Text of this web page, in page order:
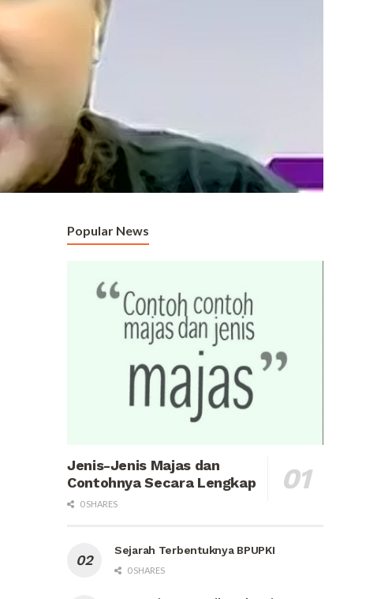
Popular News
Jenis-Jenis Majas dan
Contohnya Secara Lengkap
0 SHARES
Sejarah Terbentuknya BPUPKI
0 SHARES